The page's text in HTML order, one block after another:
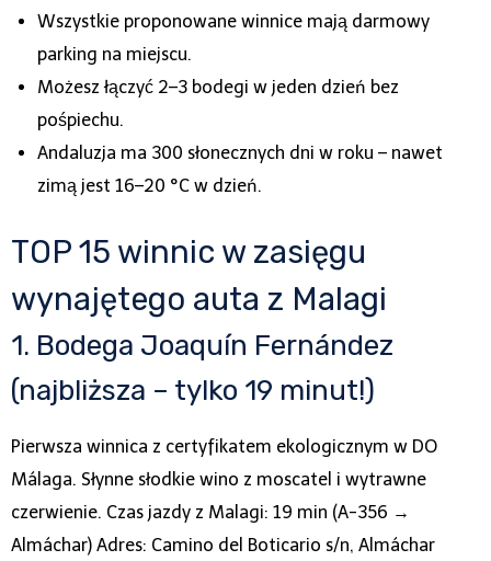
Wszystkie proponowane winnice mają darmowy
parking na miejscu.
Możesz łączyć 2–3 bodegi w jeden dzień bez
pośpiechu.
Andaluzja ma 300 słonecznych dni w roku – nawet
zimą jest 16–20 °C w dzień.
TOP 15 winnic w zasięgu
wynajętego auta z Malagi
1. Bodega Joaquín Fernández
(najbliższa – tylko 19 minut!)
Pierwsza winnica z certyfikatem ekologicznym w DO
Málaga. Słynne słodkie wino z moscatel i wytrawne
czerwienie. Czas jazdy z Malagi: 19 min (A-356 →
Almáchar) Adres: Camino del Boticario s/n, Almáchar